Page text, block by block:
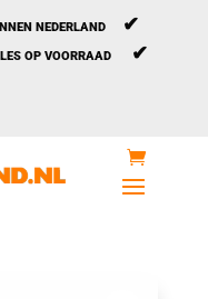
NEDERLAND ✔
OP VOORRAAD ✔